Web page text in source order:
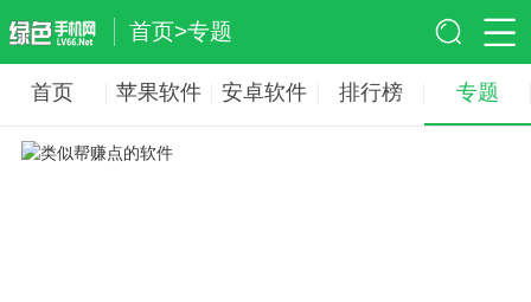
首页>专题
首页 苹果软件 安卓软件 排行榜 专题